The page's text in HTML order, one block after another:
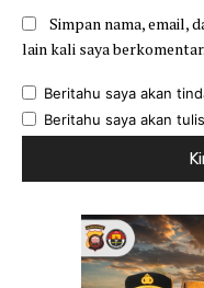
Simpan nama, email,
lain kali saya berkomentar.
Beritahu saya akan
Beritahu saya akan